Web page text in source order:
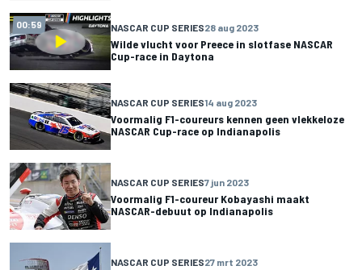
00:59 NASCAR CUP SERIES28 aug 2023
Wilde vlucht voor Preece in slotfase NASCAR
Cup-race in Daytona
NASCAR CUP SERIES14 aug 2023
Voormalig F1-coureurs kennen geen vlekkeloze
NASCAR Cup-race op Indianapolis
NASCAR CUP SERIES7 jun 2023
Voormalig F1-coureur Kobayashi maakt
NASCAR-debuut op Indianapolis
NASCAR CUP SERIES27 mrt 2023